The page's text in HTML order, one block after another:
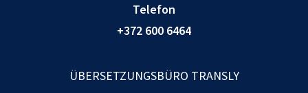
Telefon
+372 600 6464
ÜBERSETZUNGSBÜRO TRANSLY